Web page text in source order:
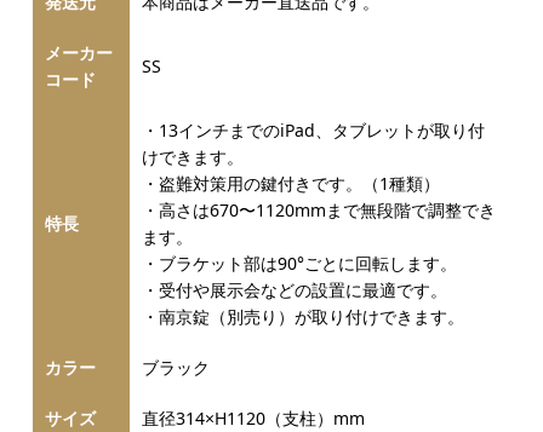
メーカー
コード
SS
特長
・13インチまでのiPad、タブレットが取り付
けできます。
・盗難対策用の鍵付きです。（1種類）
・高さは670〜1120mmまで無段階で調整でき
ます。
・ブラケット部は90°ごとに回転します。
・受付や展示会などの設置に最適です。
・南京錠（別売り）が取り付けできます。
カラー ブラック
サイズ 直径314×H1120（支柱）mm